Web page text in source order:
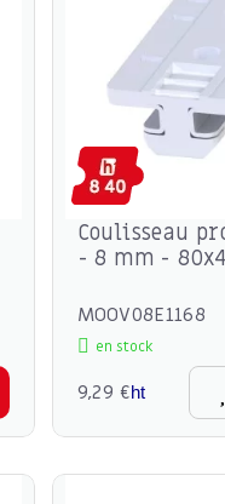
Coulisseau
- 8 mm -
MOOV08E1168
en stock
9,29 €ht